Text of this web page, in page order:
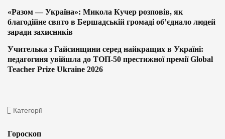
«Разом — Україна»: Микола Кучер розповів, як
благодійне свято в Бершадській громаді об’єднало людей
заради захисників
Учителька з Гайсинщини серед найкращих в Україні:
педагогиня увійшла до ТОП-50 престижної премії Global
Teacher Prize Ukraine 2026
Категорії
Гороскоп